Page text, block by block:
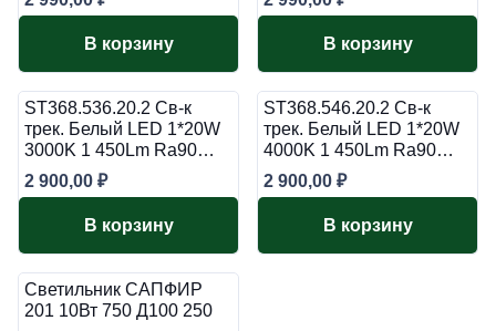
В корзину В корзину
ST368.536.20.2 Св-к
трек. Белый LED 1*20W
3000K 1 450Lm Ra90…
2 900,00 ₽
В корзину
ST368.546.20.2 Св-к
трек. Белый LED 1*20W
4000K 1 450Lm Ra90…
2 900,00 ₽
В корзину
Светильник САПФИР
201 10Вт 750 Д100 250